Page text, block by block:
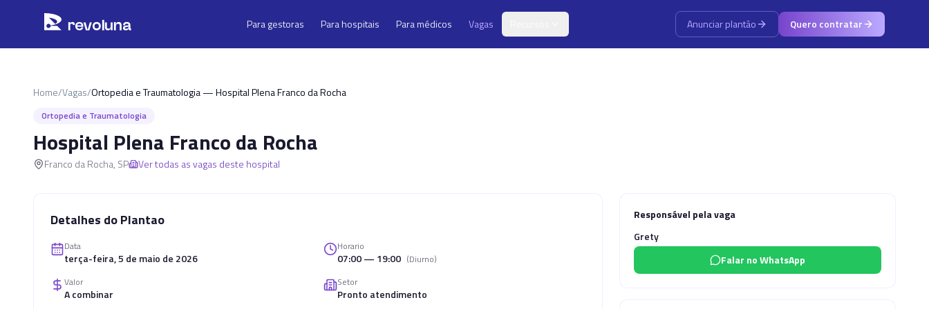
revoluna Para gestoras Para hospitais Para médicos Vagas Anunciar plantão Quero contratar
Home/Vagas/Ortopedia e Traumatologia — Hospital Plena Franco da Rocha
Ortopedia e Traumatologia
Hospital Plena Franco da Rocha
Franco da Rocha, SP Ver todas as vagas deste hospital
Detalhes do Plantao
Data
terça-feira, 5 de maio de 2026
Horario
07:00 — 19:00 (Diurno)
Valor
A combinar
Setor
Pronto atendimento
Responsável pela vaga
Grety
Falar no WhatsApp